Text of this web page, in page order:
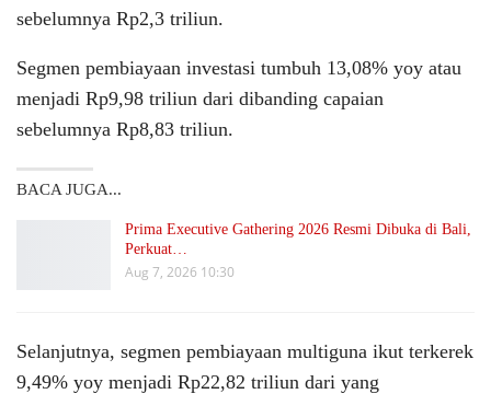
sebelumnya Rp2,3 triliun.
Segmen pembiayaan investasi tumbuh 13,08% yoy atau
menjadi Rp9,98 triliun dari dibanding capaian
sebelumnya Rp8,83 triliun.
BACA JUGA...
Prima Executive Gathering 2026 Resmi Dibuka di Bali,
Perkuat…
Aug 7, 2026 10:30
Selanjutnya, segmen pembiayaan multiguna ikut terkerek
9,49% yoy menjadi Rp22,82 triliun dari yang